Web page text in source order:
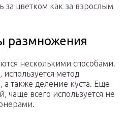
за цветком как за взрослым
размножения
несколькими способами.
метод
а также деление куста. Еще
чаще всего используется не